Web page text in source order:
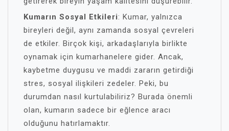
Kumarın Sosyal Etkileri: Kumar, yalnızca
bireyleri değil, aynı zamanda sosyal çevreleri
de etkiler. Birçok kişi, arkadaşlarıyla birlikte
oynamak için kumarhanelere gider. Ancak,
kaybetme duygusu ve maddi zararın getirdiği
stres, sosyal ilişkileri zedeler. Peki, bu
durumdan nasıl kurtulabiliriz? Burada önemli
olan, kumarın sadece bir eğlence aracı
olduğunu hatırlamaktır.